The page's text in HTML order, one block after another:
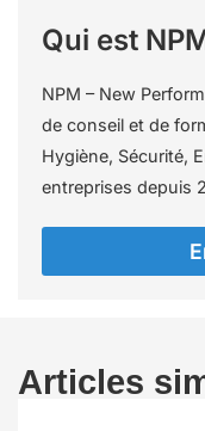
Qui est
NPM – New
de conseil et de
Hygiène, Sécurité,
entreprises depuis
Articles